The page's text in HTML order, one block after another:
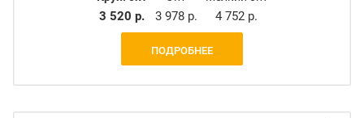
3 520 р. 3 978 р. 4 752 р.
ПОДРОБНЕЕ